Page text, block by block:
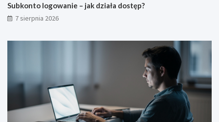
Subkonto logowanie – jak działa dostęp?
7 sierpnia 2026